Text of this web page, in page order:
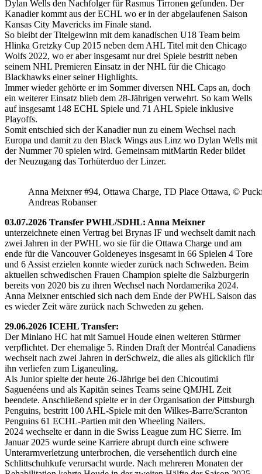
Dylan Wells den Nachfolger für Rasmus Tirronen gefunden. Der
Kanadier kommt aus der ECHL wo er in der abgelaufenen Saison
Kansas City Mavericks im Finale stand.
So bleibt der Titelgewinn mit dem kanadischen U18 Team beim
Hlinka Gretzky Cup 2015 neben dem AHL Titel mit den Chicago
Wolfs 2022, wo er aber insgesamt nur drei Spiele bestritt neben
seinem NHL Premieren Einsatz in der NHL für die Chicago
Blackhawks einer seiner Highlights.
Immer wieder gehörte er im Sommer diversen NHL Caps an, doch
ein weiterer Einsatz blieb dem 28-Jährigen verwehrt. So kam Wells
auf insgesamt 148 ECHL Spiele und 71 AHL Spiele inklusive
Playoffs.
Somit entschied sich der Kanadier nun zu einem Wechsel nach
Europa und damit zu den Black Wings aus Linz wo Dylan Wells mit
der Nummer 70 spielen wird. Gemeinsam mitMartin Reder bildet
der Neuzugang das Torhüterduo der Linzer.
Anna Meixner #94, Ottawa Charge, TD Place Ottawa, ©
Andreas Robanser
03.07.2026 Transfer PWHL/SDHL: Anna Meixner
unterzeichnete einen Vertrag bei Brynas IF und wechselt damit nach
zwei Jahren in der PWHL wo sie für die Ottawa Charge und am
ende für die Vancouver Goldeneyes insgesamt in 66 Spielen 4 Tore
und 6 Assist erzielen konnte wieder zurück nach Schweden. Beim
aktuellen schwedischen Frauen Champion spielte die Salzburgerin
bereits von 2020 bis zu ihren Wechsel nach Nordamerika 2024.
Anna Meixner entschied sich nach dem Ende der PWHL Saison das
es wieder Zeit wäre zurück nach Schweden zu gehen.
29.06.2026 ICEHL Transfer:
Der Minlano HC hat mit Samuel Houde einen weiteren Stürmer
verpflichtet. Der ehemalige 5. Rinden Draft der Montréal Canadiens
wechselt nach zwei Jahren in derSchweiz, die alles als glücklich für
ihn verliefen zum Liganeuling.
Als Junior spielte der heute 26-Jährige bei den Chicoutimi
Saguenéens und als Kapitän seines Teams seine QMJHL Zeit
beendete. Anschließend spielte er in der Organisation der Pittsburgh
Penguins, bestritt 100 AHL-Spiele mit den Wilkes-Barre/Scranton
Penguins 61 ECHL-Partien mit den Wheeling Nailers.
2024 wechselte er dann in die Swiss League zum HC Sierre. Im
Januar 2025 wurde seine Karriere abrupt durch eine schwere
Unterarmverletzung unterbrochen, die versehentlich durch eine
Schlittschuhkufe verursacht wurde. Nach mehreren Monaten der